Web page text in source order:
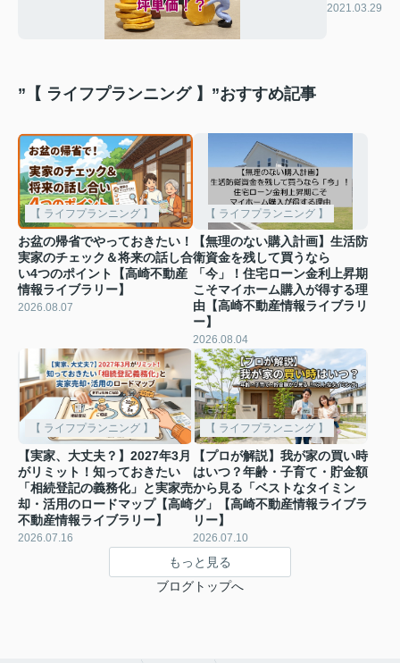
2021.03.29
”【 ライフプランニング 】”おすすめ記事
【 ライフプランニング 】
お盆の帰省でやっておきたい！
実家のチェック＆将来の話し合
い4つのポイント【高崎不動産
情報ライブラリー】
2026.08.07
【 ライフプランニング 】
【無理のない購入計画】生活防
衛資金を残して買うなら
「今」！住宅ローン金利上昇期
こそマイホーム購入が得する理
由【高崎不動産情報ライブラリ
ー】
2026.08.04
【 ライフプランニング 】
【実家、大丈夫？】2027年3月
がリミット！知っておきたい
「相続登記の義務化」と実家売
却・活用のロードマップ【高崎
不動産情報ライブラリー】
2026.07.16
【 ライフプランニング 】
【プロが解説】我が家の買い時
はいつ？年齢・子育て・貯金額
から見る「ベストなタイミン
グ」【高崎不動産情報ライブラ
リー】
2026.07.10
もっと見る
ブログトップへ